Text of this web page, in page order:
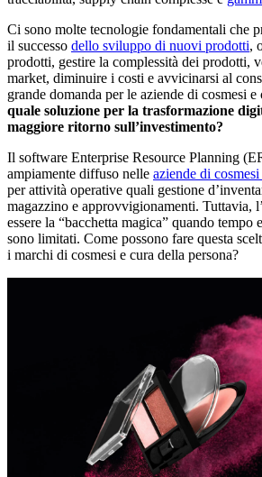
Ci sono molte tecnologie fondamentali che
il successo dello sviluppo di nuovi prodotti,
prodotti, gestire la complessità dei prodotti,
market, diminuire i costi e avvicinarsi al
grande domanda per le aziende di cosmesi e
quale soluzione per la trasformazione
maggiore ritorno sull’investimento?
Il software Enterprise Resource Planning
ampiamente diffuso nelle aziende di
per attività operative quali gestione
magazzino e approvvigionamenti. Tuttavia,
essere la “bacchetta magica” quando tempo
sono limitati. Come possono fare questa
i marchi di cosmesi e cura della persona?